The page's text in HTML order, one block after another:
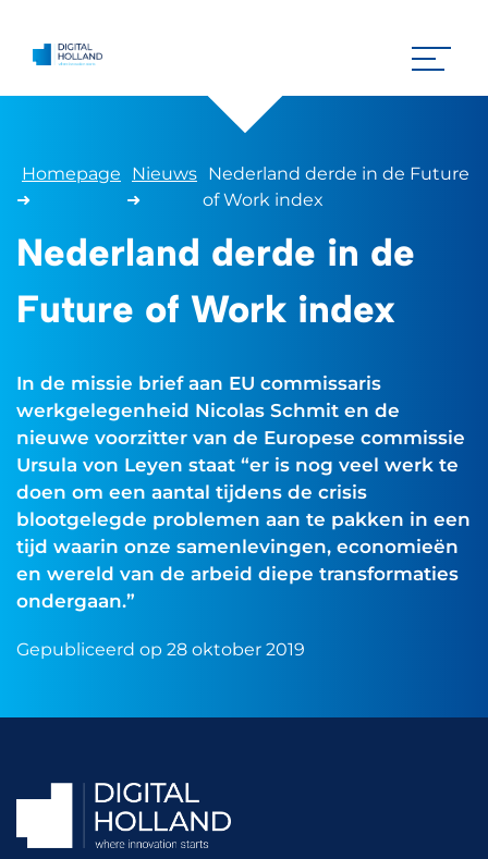
Homepage
➜
Nieuws
➜
Nederland derde in de Future
of Work index
Nederland derde in de
Future of Work index
In de missie brief aan EU commissaris
werkgelegenheid Nicolas Schmit en de
nieuwe voorzitter van de Europese commissie
Ursula von Leyen staat “er is nog veel werk te
doen om een aantal tijdens de crisis
blootgelegde problemen aan te pakken in een
tijd waarin onze samenlevingen, economieën
en wereld van de arbeid diepe transformaties
ondergaan.”
Gepubliceerd op 28 oktober 2019